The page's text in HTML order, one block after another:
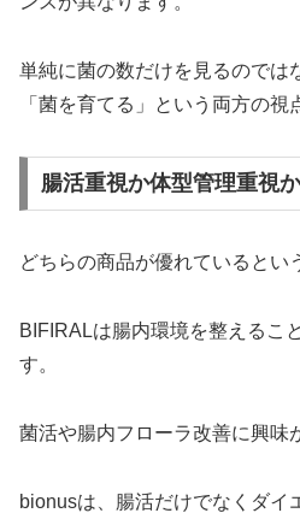
単純に菌の数だけを見るのでは
「菌を育てる」という両方の視
腸活重視か体型管理重視か
どちらの商品が優れているとい
BIFIRALは腸内環境を整えるこ
す。
菌活や腸内フローラ改善に興味
bionusは、腸活だけでなくダイ